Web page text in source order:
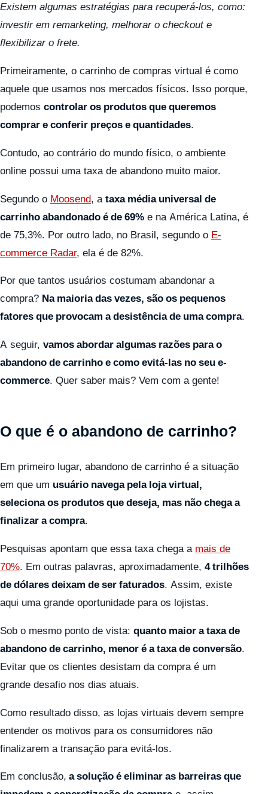
Existem algumas estratégias para recuperá-los, como:
investir em remarketing, melhorar o checkout e
flexibilizar o frete.
Primeiramente, o carrinho de compras virtual é como
aquele que usamos nos mercados físicos. Isso porque,
podemos controlar os produtos que queremos
comprar e conferir preços e quantidades.
Contudo, ao contrário do mundo físico, o ambiente
online possui uma taxa de abandono muito maior.
Segundo o Moosend, a taxa média universal de
carrinho abandonado é de 69% e na América Latina, é
de 75,3%. Por outro lado, no Brasil, segundo o E-
commerce Radar, ela é de 82%.
Por que tantos usuários costumam abandonar a
compra? Na maioria das vezes, são os pequenos
fatores que provocam a desistência de uma compra.
A seguir, vamos abordar algumas razões para o
abandono de carrinho e como evitá-las no seu e-
commerce. Quer saber mais? Vem com a gente!
O que é o abandono de carrinho?
Em primeiro lugar, abandono de carrinho é a situação
em que um usuário navega pela loja virtual,
seleciona os produtos que deseja, mas não chega a
finalizar a compra.
Pesquisas apontam que essa taxa chega a mais de
70%. Em outras palavras, aproximadamente, 4 trilhões
de dólares deixam de ser faturados. Assim, existe
aqui uma grande oportunidade para os lojistas.
Sob o mesmo ponto de vista: quanto maior a taxa de
abandono de carrinho, menor é a taxa de conversão.
Evitar que os clientes desistam da compra é um
grande desafio nos dias atuais.
Como resultado disso, as lojas virtuais devem sempre
entender os motivos para os consumidores não
finalizarem a transação para evitá-los.
Em conclusão, a solução é eliminar as barreiras que